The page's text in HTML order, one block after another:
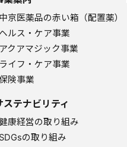
中京医薬品の赤い箱（配置薬）
ヘルス・ケア事業
アクアマジック事業
ライフ・ケア事業
保険事業
ステナビリティ
康経営の取り組み
SDGsの取り組み